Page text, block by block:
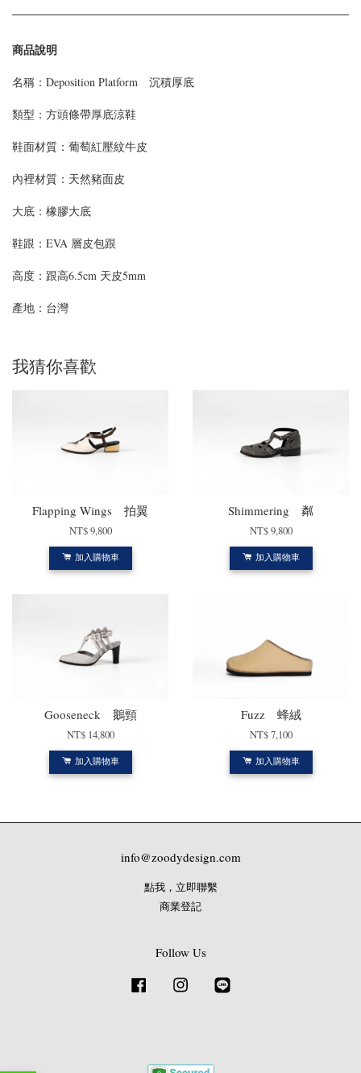
商品說明
名稱：Deposition Platform 沉積厚底
類型： 方頭條帶厚底涼鞋
鞋面材質： 葡萄紅壓紋牛皮
內裡材質：天然豬面皮
大底：橡膠大底
鞋跟： EVA 層皮包跟
高度： 跟高6.5cm 天皮5mm
產地：台灣
我猜你喜歡
Flapping Wings 拍翼
NT$ 9,800
加入購物車
Shimmering 粼
NT$ 9,800
加入購物車
Gooseneck 鵝頸
NT$ 14,800
加入購物車
Fuzz 蜂絨
NT$ 7,100
加入購物車
info@zoodydesign.com
點我，立即聯繫
商業登記
Follow Us
Facebook Instagram